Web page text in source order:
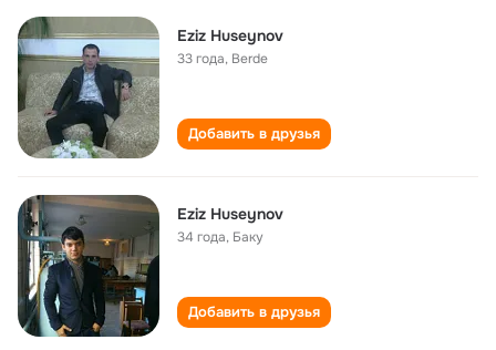
Eziz Huseynov
33 года, Berde
Добавить в друзья
Eziz Huseynov
34 года, Баку
Добавить в друзья